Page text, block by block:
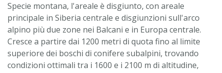
Specie montana, l'areale è disgiunto, con areale
principale in Siberia centrale e disgiunzioni sull'arco
alpino più due zone nei Balcani e in Europa centrale.
Cresce a partire dai 1200 metri di quota fino al limite
superiore dei boschi di conifere subalpini, trovando
condizioni ottimali tra i 1600 e i 2100 m di altitudine,